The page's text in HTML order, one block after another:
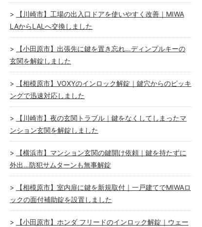
【川崎市】工場の出入口ドアを使いやすく改善｜MIWA
LAからLALへ交換しました
【小田原市】出張先に鍵を置き忘れ…ディンプルキーの
玄関を解錠しました
【相模原市】VOXYのインロック解錠｜鍵穴からのピッキ
ングで迅速対応しました
【川崎市】夜の玄関トラブル｜鍵をなくしてしまったマ
ンション玄関を解錠しました
【横浜市】マンション玄関の鍵開け依頼｜鍵を持たずに
外出…防犯サムターンも無事解錠
【相模原市】室内扉に鍵を新規取付｜一戸建てでMIWAロ
ックの面付補助錠を設置しました
【小田原市】ホンダ フリードのインロック解錠｜ウェー